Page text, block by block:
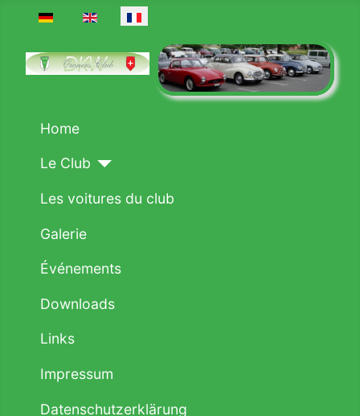
Sélectionnez votre langue
Home
Le Club
Les voitures du club
Galerie
Événements
Downloads
Links
Impressum
Datenschutzerklärung